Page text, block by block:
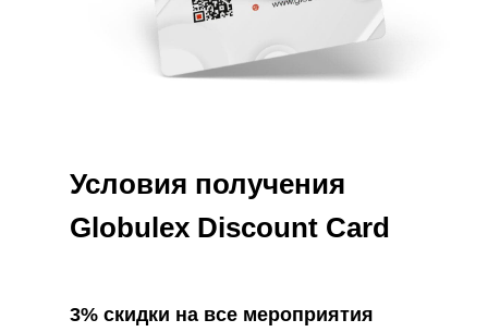
Условия получения
Globulex Discount Card
3% скидки на все мероприятия